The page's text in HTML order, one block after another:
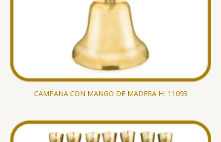
CAMPANA CON MANGO DE MADERA HI 11093